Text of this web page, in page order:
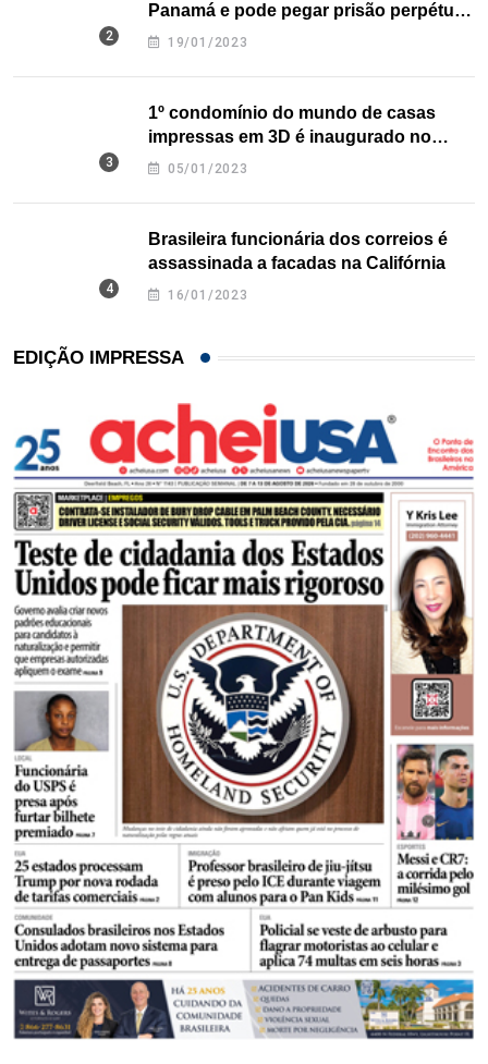
Panamá e pode pegar prisão perpétua
nos EUA
19/01/2023
1º condomínio do mundo de casas
impressas em 3D é inaugurado no
Texas
05/01/2023
Brasileira funcionária dos correios é
assassinada a facadas na Califórnia
16/01/2023
EDIÇÃO IMPRESSA